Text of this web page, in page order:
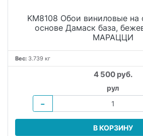
KM8108 Обои виниловые на
основе Дамаск база,
МАРАЦЦИ
Вес: 3.739 кг
4 500 руб.
рул
−
В КОРЗИНУ